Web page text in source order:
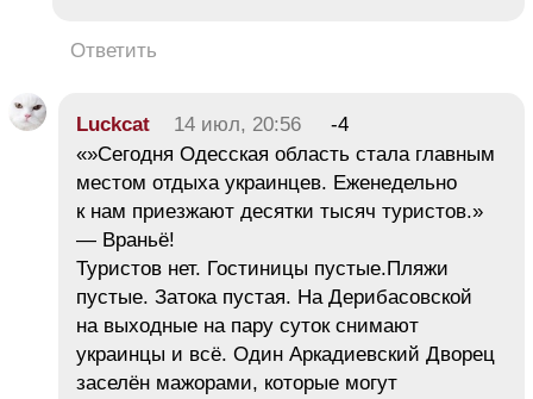
Ответить
Luckcat 14 июл, 20:56
-4
«»Сегодня Одесская область стала главным
местом отдыха украинцев. Еженедельно
к нам приезжают десятки тысяч туристов.»
— Враньё!
Туристов нет. Гостиницы пустые.Пляжи
пустые. Затока пустая. На Дерибасовской
на выходные на пару суток снимают
украинцы и всё. Один Аркадиевский Дворец
заселён мажорами, которые могут